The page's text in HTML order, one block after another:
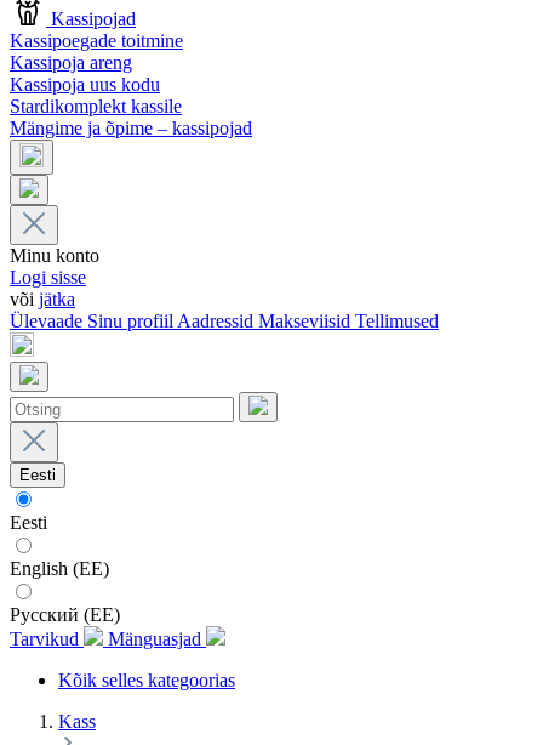
Kassipojad
Kassipoegade toitmine
Kassipoja areng
Kassipoja uus kodu
Stardikomplekt kassile
Mängime ja õpime – kassipojad
Minu konto
Logi sisse
või jätka
Ülevaade Sinu profiil Aadressid Makseviisid Tellimused
Eesti
Eesti
English (EE)
Русский (EE)
Tarvikud
Mänguasjad
Kõik selles kategoorias
Kass